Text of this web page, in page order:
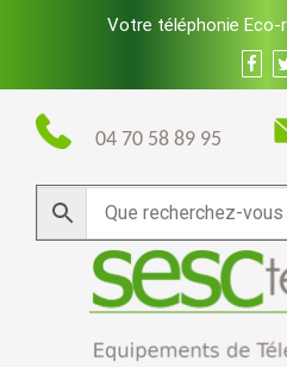
Votre téléphonie Eco-
04 70 58 89 95